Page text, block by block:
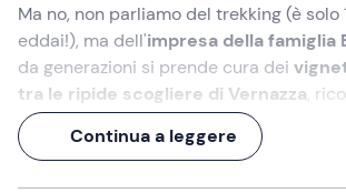
Ma no, non parliamo del trekking (è solo
eddai!), ma dell'impresa della famiglia
da generazioni si prende cura dei
tra le ripide scogliere di Vernazza,
comepatrimonio UNESCO.
Se ti va di scoprire come nascono i loro
per questapasseggiata panoramica
Continua a leggere